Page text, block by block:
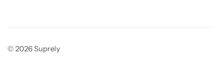
© 2026 Suprely